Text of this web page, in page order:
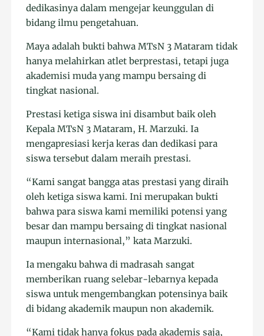
dedikasinya dalam mengejar keunggulan di
bidang ilmu pengetahuan.
Maya adalah bukti bahwa MTsN 3 Mataram tidak
hanya melahirkan atlet berprestasi, tetapi juga
akademisi muda yang mampu bersaing di
tingkat nasional.
Prestasi ketiga siswa ini disambut baik oleh
Kepala MTsN 3 Mataram, H. Marzuki. Ia
mengapresiasi kerja keras dan dedikasi para
siswa tersebut dalam meraih prestasi.
“Kami sangat bangga atas prestasi yang diraih
oleh ketiga siswa kami. Ini merupakan bukti
bahwa para siswa kami memiliki potensi yang
besar dan mampu bersaing di tingkat nasional
maupun internasional,” kata Marzuki.
Ia mengaku bahwa di madrasah sangat
memberikan ruang selebar-lebarnya kepada
siswa untuk mengembangkan potensinya baik
di bidang akademik maupun non akademik.
“Kami tidak hanya fokus pada akademis saja,